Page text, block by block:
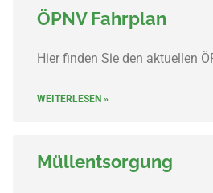
ÖPNV Fahrplan
Hier finden Sie den aktuellen
WEITERLESEN »
Müllentsorgung